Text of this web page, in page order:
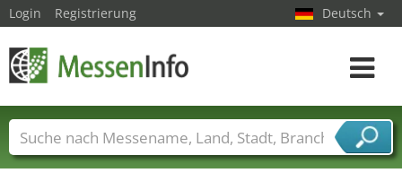
Login Registrierung Deutsch
Toggle
Messenamen Länder Städte
Branchen